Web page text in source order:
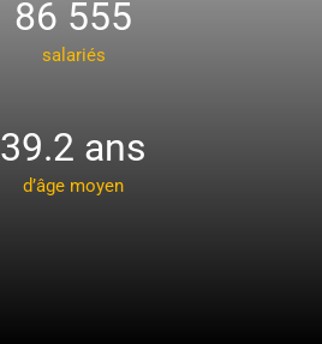
86 555
salariés
39.2 ans
d’âge moyen